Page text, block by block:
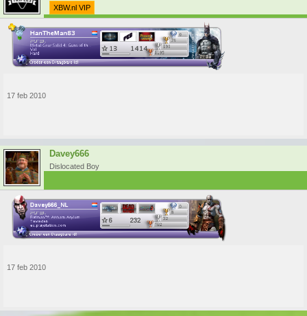
XBW.nl VIP
17 feb 2010
Davey666
Dislocated Boy
17 feb 2010